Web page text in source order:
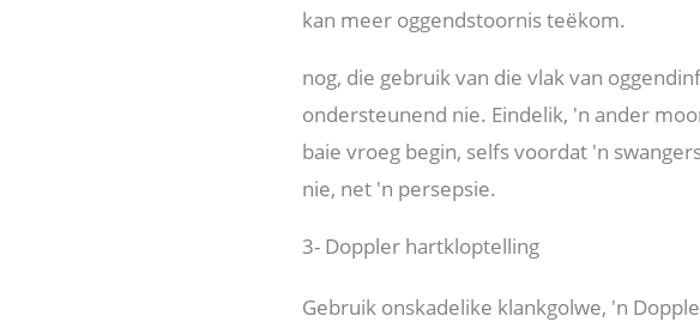
kan meer oggendstoornis teëkom.
nog, die gebruik van die vlak van
ondersteunend nie. Eindelik, 'n ander
baie vroeg begin, selfs voordat 'n
nie, net 'n persepsie.
3- Doppler hartkloptelling
Gebruik onskadelike klankgolwe, 'n